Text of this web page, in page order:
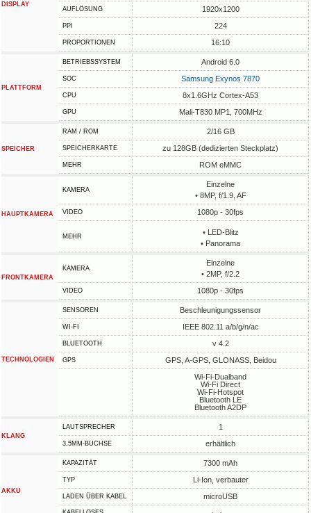
DISPLAY
AUFLÖSUNG 1920x1200
PPI 224
PROPORTIONEN 16:10
PLATTFORM
BETRIEBSSYSTEM Android 6.0
SOC Samsung Exynos 7870
CPU 8x1.6GHz Cortex-A53
GPU Mali-T830 MP1, 700MHz
SPEICHER
RAM / ROM 2/16 GB
SPEICHERKARTE zu 128GB (dedizierten Steckplatz)
MEHR ROM eMMC
HAUPTKAMERA
KAMERA
Einzelne
• 8MP, f/1.9, AF
VIDEO 1080p - 30fps
MEHR
• LED-Blitz
• Panorama
FRONTKAMERA
KAMERA
Einzelne
• 2MP, f/2.2
VIDEO 1080p - 30fps
TECHNOLOGIEN
SENSOREN Beschleunigungssensor
WI-FI IEEE 802.11 a/b/g/n/ac
BLUETOOTH v 4.2
GPS
GPS, A-GPS, GLONASS, Beidou
Wi-Fi-Dualband
Wi-Fi Direct
Wi-Fi-Hotspot
Bluetooth LE
Bluetooth A2DP
KLANG
LAUTSPRECHER 1
3,5MM-BUCHSE erhältlich
AKKU
KAPAZITÄT 7300 mAh
TYP Li-Ion, verbauter
LADEN ÜBER KABEL microUSB